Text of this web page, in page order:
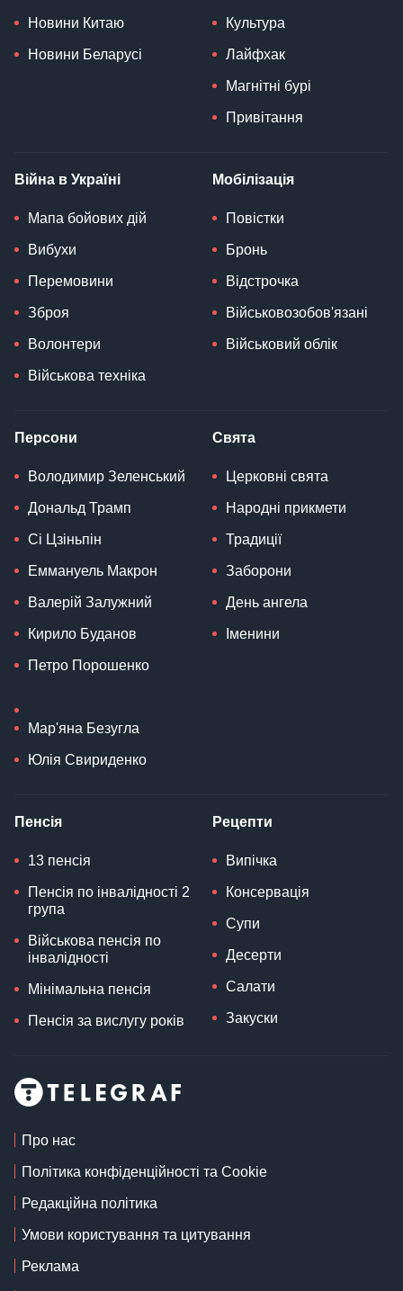
Новини Китаю
Новини Беларусі
Культура
Лайфхак
Магнітні бурі
Привітання
Війна в Україні
Мапа бойових дій
Вибухи
Перемовини
Зброя
Волонтери
Військова техніка
Мобілізація
Повістки
Бронь
Відстрочка
Військовозобов'язані
Військовий облік
Персони
Володимир Зеленський
Дональд Трамп
Сі Цзіньпін
Еммануель Макрон
Валерій Залужний
Кирило Буданов
Петро Порошенко
Мар'яна Безугла
Юлія Свириденко
Свята
Церковні свята
Народні прикмети
Традиції
Заборони
День ангела
Іменини
Пенсія
13 пенсія
Пенсія по інвалідності 2
група
Військова пенсія по
інвалідності
Мінімальна пенсія
Пенсія за вислугу років
Рецепти
Випічка
Консервація
Супи
Десерти
Салати
Закуски
Про нас
Політика конфіденційності та Cookie
Редакційна політика
Умови користування та цитування
Реклама